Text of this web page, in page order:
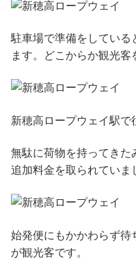
駐車場で準備をしている
ます。どこからか観光客
新穂高ロープウェイ駅で
無駄に荷物を持ってきた
追加料金を取られていま
始発便にもかかわらず待
が観光客です。